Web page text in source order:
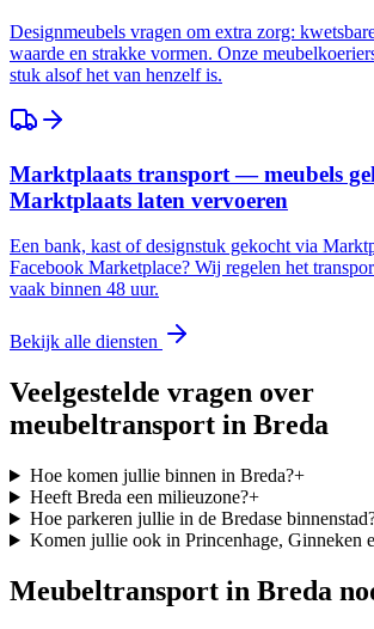
Designmeubels vragen om extra zorg:
waarde en strakke vormen. Onze
stuk alsof het van henzelf is.
Marktplaats transport — meubels
Marktplaats laten vervoeren
Een bank, kast of designstuk gekocht via
Facebook Marketplace? Wij regelen het
vaak binnen 48 uur.
Bekijk alle diensten
Veelgestelde vragen over
meubeltransport in Breda
Hoe komen jullie binnen in Breda?+
Heeft Breda een milieuzone?+
Hoe parkeren jullie in de Bredase
Komen jullie ook in Princenhage, Ginneken
Meubeltransport in Breda